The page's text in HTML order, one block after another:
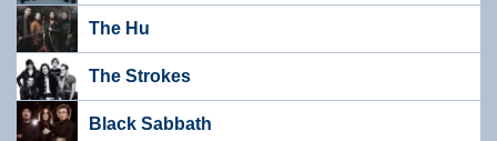
The Hu
The Strokes
Black Sabbath